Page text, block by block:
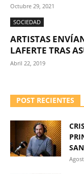
Octubre 29, 2021
SOCIEDAD
ARTISTAS
LAFERTE TRAS
Abril 22, 2019
POST RECIENTES